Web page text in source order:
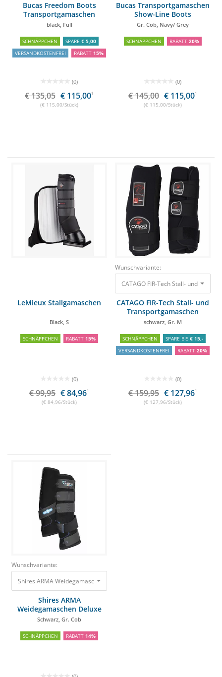
Bucas Freedom Boots
Transportgamaschen
black, Full
SCHNÄPPCHEN SPARE € 5,00
VERSANDKOSTENFREI
RABATT 15%
(0)
€ 135,05 € 115,001
(€ 115,00/Stück)
Bucas Transportgamaschen
Show-Line Boots
Gr. Cob, Navy/ Grey
SCHNÄPPCHEN RABATT 20%
(0)
€ 145,00 € 115,001
(€ 115,00/Stück)
LeMieux Stallgamaschen
Black, S
SCHNÄPPCHEN RABATT 15%
(0)
€ 99,95 € 84,961
(€ 84,96/Stück)
Wunschvariante:
CATAGO FIR-Tech Stall- und
CATAGO FIR-Tech Stall- und
Transportgamaschen
schwarz, Gr. M
SCHNÄPPCHEN SPARE BIS € 15,-
VERSANDKOSTENFREI
RABATT 20%
(0)
€ 159,95 € 127,961
(€ 127,96/Stück)
Wunschvariante:
Shires ARMA Weidegamaschen Deluxe Schwarz, Gr. Cob
Shires ARMA
Weidegamaschen Deluxe
Schwarz, Gr. Cob
SCHNÄPPCHEN RABATT 14%